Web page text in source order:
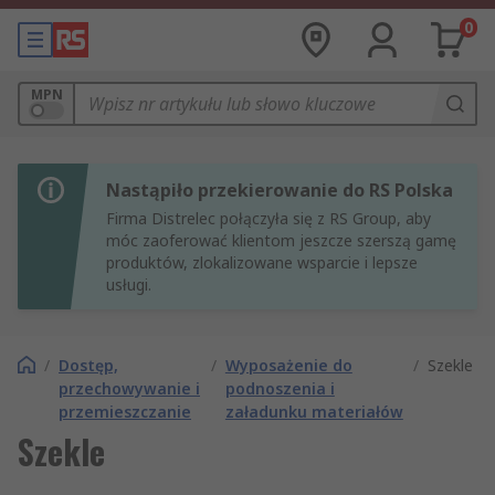
0
MPN
Nastąpiło przekierowanie do RS Polska
Firma Distrelec połączyła się z RS Group, aby
móc zaoferować klientom jeszcze szerszą gamę
produktów, zlokalizowane wsparcie i lepsze
usługi.
/ Dostęp,
przechowywanie i
przemieszczanie
/ Wyposażenie do
podnoszenia i
załadunku materiałów
/ Szekle
Szekle